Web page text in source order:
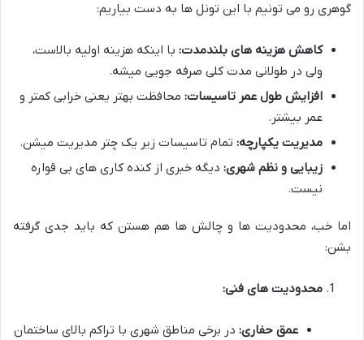
گوهری رو می تونیم با این تونل ها به دست بیاریم:
کاهش هزینه های بلندمدت: با اینکه هزینه اولیه بالاست،
ولی در طولانی مدت کلی صرفه جویی میشه.
افزایش طول عمر تاسیسات: محافظت بهتر یعنی خرابی کمتر و
عمر بیشتر.
مدیریت یکپارچه: تمام تاسیسات زیر یک چتر مدیریت میشن.
زیبایی و نظم شهری: دیگه خبری از کنده کاری های بی قواره
نیست.
اما خب، محدودیت ها و چالش ها هم هستن که باید جدی گرفته
بشن:
محدودیت های فنی:
عمق حفاری: در برخی مناطق شهری با تراکم بالای ساختمان